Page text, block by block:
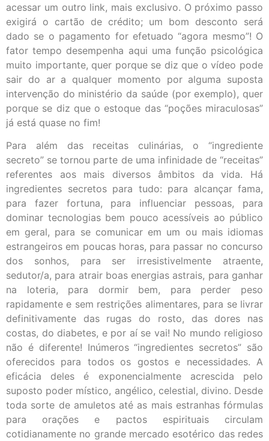
acessar um outro link, mais exclusivo. O próximo passo
exigirá o cartão de crédito; um bom desconto será
dado se o pagamento for efetuado “agora mesmo”! O
fator tempo desempenha aqui uma função psicológica
muito importante, quer porque se diz que o vídeo pode
sair do ar a qualquer momento por alguma suposta
intervenção do ministério da saúde (por exemplo), quer
porque se diz que o estoque das “poções miraculosas”
já está quase no fim!
Para além das receitas culinárias, o “ingrediente
secreto” se tornou parte de uma infinidade de “receitas”
referentes aos mais diversos âmbitos da vida. Há
ingredientes secretos para tudo: para alcançar fama,
para fazer fortuna, para influenciar pessoas, para
dominar tecnologias bem pouco acessíveis ao público
em geral, para se comunicar em um ou mais idiomas
estrangeiros em poucas horas, para passar no concurso
dos sonhos, para ser irresistivelmente atraente,
sedutor/a, para atrair boas energias astrais, para ganhar
na loteria, para dormir bem, para perder peso
rapidamente e sem restrições alimentares, para se livrar
definitivamente das rugas do rosto, das dores nas
costas, do diabetes, e por aí se vai! No mundo religioso
não é diferente! Inúmeros “ingredientes secretos” são
oferecidos para todos os gostos e necessidades. A
eficácia deles é exponencialmente acrescida pelo
suposto poder místico, angélico, celestial, divino. Desde
toda sorte de amuletos até as mais estranhas fórmulas
para orações e pactos espirituais circulam
cotidianamente no grande mercado esotérico das redes